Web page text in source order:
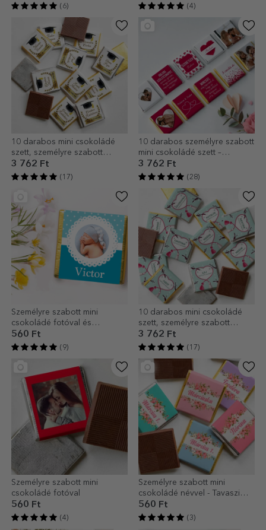
(6) (4)
10 darabos mini csokoládé
szett, személyre szabott
szöveggel a diplomások
számára
3 762 Ft
(17)
10 darabos személyre szabott
mini csokoládé szett –
Szeretlek!
3 762 Ft
(28)
Személyre szabott mini
csokoládé fotóval és
szöveggel - keresztelői
ajándék
560 Ft
(9)
10 darabos mini csokoládé
szett, személyre szabott
felirattal – Tavasz
3 762 Ft
(17)
Személyre szabott mini
csokoládé fotóval
560 Ft
(4)
Személyre szabott mini
csokoládé névvel - Tavaszi
virágok
560 Ft
(3)